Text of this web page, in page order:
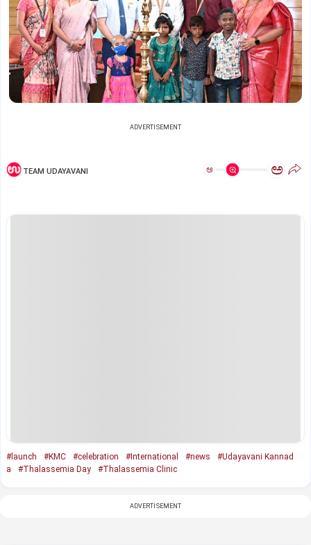
ADVERTISEMENT
TEAM UDAYAVANI ಅ ಅ
#launch #KMC #celebration #International #news
#Udayavani Kannad
a
#Thalassemia Day #Thalassemia Clinic
ADVERTISEMENT